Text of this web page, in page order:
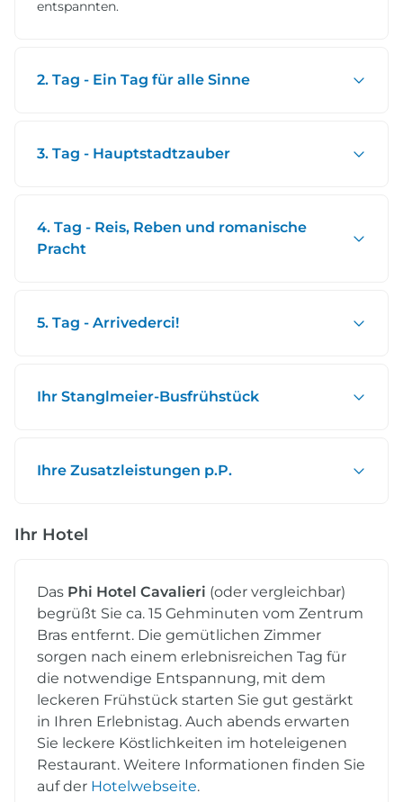
entspannten.
2. Tag - Ein Tag für alle Sinne
3. Tag - Hauptstadtzauber
4. Tag - Reis, Reben und romanische
Pracht
5. Tag - Arrivederci!
Ihr Stanglmeier-Busfrühstück
Ihre Zusatzleistungen p.P.
Ihr Hotel
Das Phi Hotel Cavalieri (oder vergleichbar)
begrüßt Sie ca. 15 Gehminuten vom Zentrum
Bras entfernt. Die gemütlichen Zimmer
sorgen nach einem erlebnisreichen Tag für
die notwendige Entspannung, mit dem
leckeren Frühstück starten Sie gut gestärkt
in Ihren Erlebnistag. Auch abends erwarten
Sie leckere Köstlichkeiten im hoteleigenen
Restaurant. Weitere Informationen finden Sie
auf der Hotelwebseite.